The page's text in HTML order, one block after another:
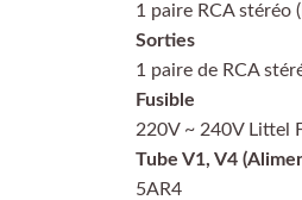
1 paire RCA stéréo
Sorties
1 paire de RCA
Fusible
220V ~ 240V Littel
Tube V1, V4
5AR4